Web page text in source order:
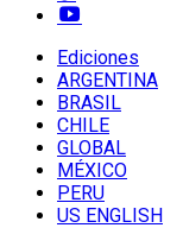
Ediciones
ARGENTINA
BRASIL
CHILE
GLOBAL
MÉXICO
PERU
US ENGLISH